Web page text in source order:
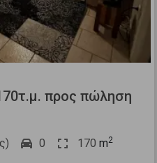
προς πώληση
0 170 m2